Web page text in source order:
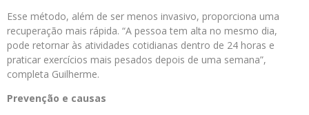
Esse método, além de ser menos invasivo, proporciona uma
recuperação mais rápida. “A pessoa tem alta no mesmo dia,
pode retornar às atividades cotidianas dentro de 24 horas e
praticar exercícios mais pesados depois de uma semana”,
completa Guilherme.
Prevenção e causas